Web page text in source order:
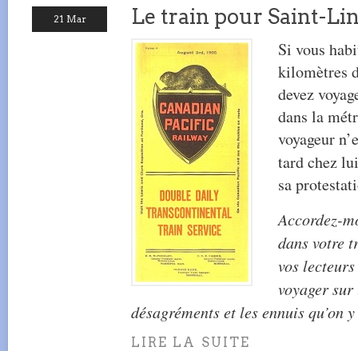
21 Mar Le train pour Saint-
Si vous
kilomètres
devez
dans la
voyageur
tard chez
sa
Accordez-
dans votre
vos
voyager
désagréments et les ennuis qu’on
LIRE LA SUITE